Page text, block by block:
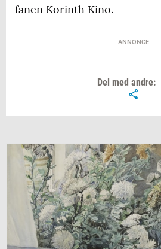
fanen Korinth Kino.
ANNONCE
Del med andre: